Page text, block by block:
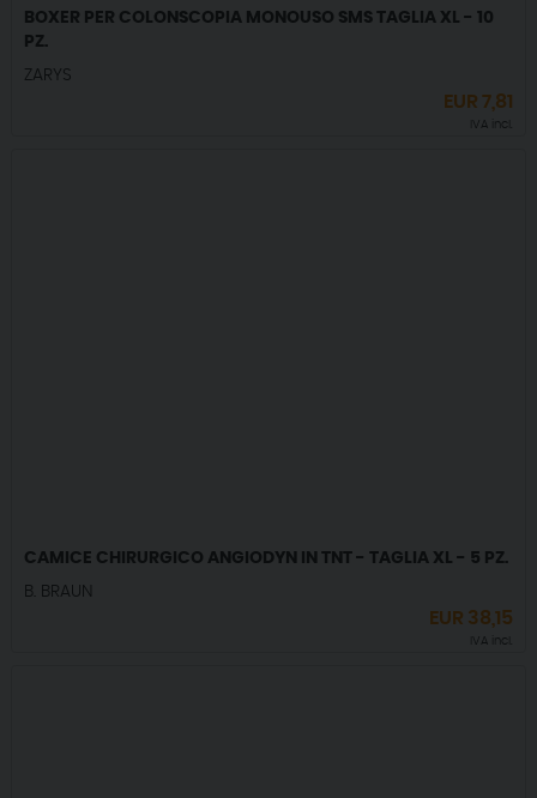
BOXER PER COLONSCOPIA MONOUSO SMS TAGLIA XL - 10
PZ.
ZARYS
EUR7,81
IVA incl.
CAMICE CHIRURGICO ANGIODYN IN TNT - TAGLIA XL - 5 PZ.
B. BRAUN
EUR 38,15
IVA incl.